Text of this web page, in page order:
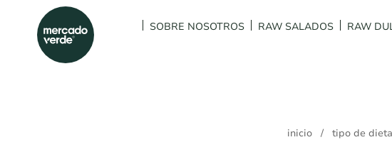
SOBRE NOSOTROS RAW SALADOS RAW
inicio / tipo de dieta